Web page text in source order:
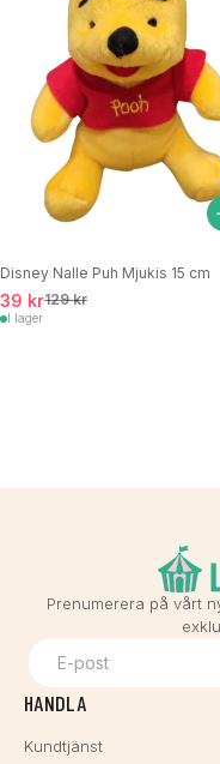
Disney Nalle Puh Mjukis 15 cm
39 kr129 kr
I lager
Prenumerera på vårt
HANDLA
Kundtjänst